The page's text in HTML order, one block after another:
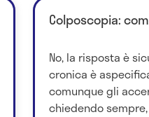
Colposcopia:
No, la risposta è
cronica è
comunque gli
chiedendo